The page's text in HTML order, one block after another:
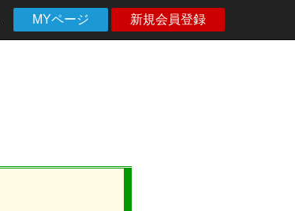
MYページ 新規会員登録